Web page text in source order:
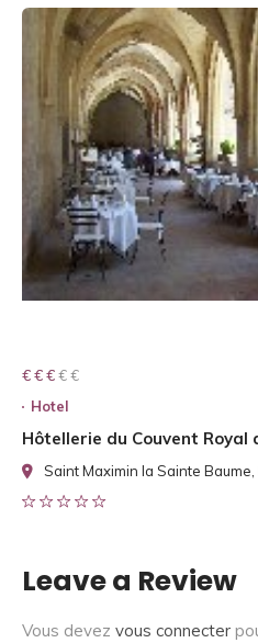
€ € € € €
€ € €
Hotel
Hôtellerie du Couvent Royal
Saint Maximin la Sainte Baume,
Leave a Review
Vous devez vous connecter